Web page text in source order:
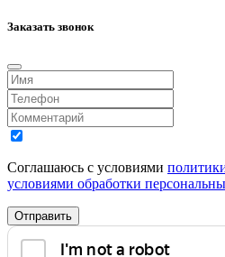
Заказать звонок
Соглашаюсь с условиями
условиями обработки
Отправить